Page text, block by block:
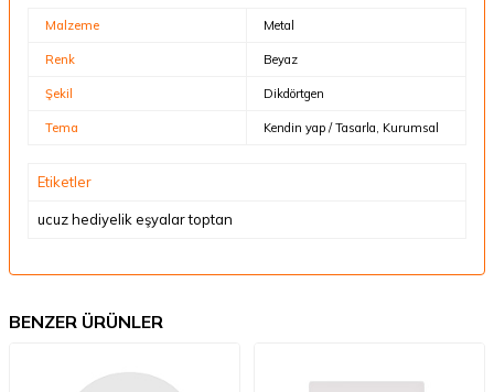
Malzeme Metal
Renk Beyaz
Şekil Dikdörtgen
Tema Kendin yap / Tasarla, Kurumsal
Etiketler
ucuz hediyelik eşyalar toptan
BENZER ÜRÜNLER